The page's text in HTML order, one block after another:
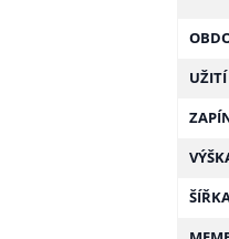
UŽITÍ